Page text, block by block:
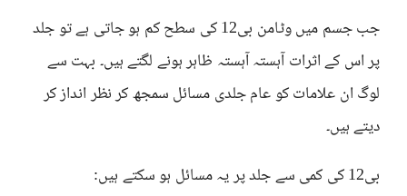
جب جسم میں وٹامن بی12 کی سطح کم ہو جاتی ہے تو جلد
پر اس کے اثرات آہستہ آہستہ ظاہر ہونے لگتے ہیں۔ بہت سے
لوگ ان علامات کو عام جلدی مسائل سمجھ کر نظر انداز کر
دیتے ہیں۔
بی12 کی کمی سے جلد پر یہ مسائل ہو سکتے ہیں: